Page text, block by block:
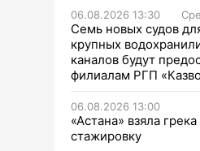
06.08.2026 13:30
Семь новых судов
крупных
каналов будут
филиалам РГП
06.08.2026 13:00
«Астана» взяла грека
стажировку